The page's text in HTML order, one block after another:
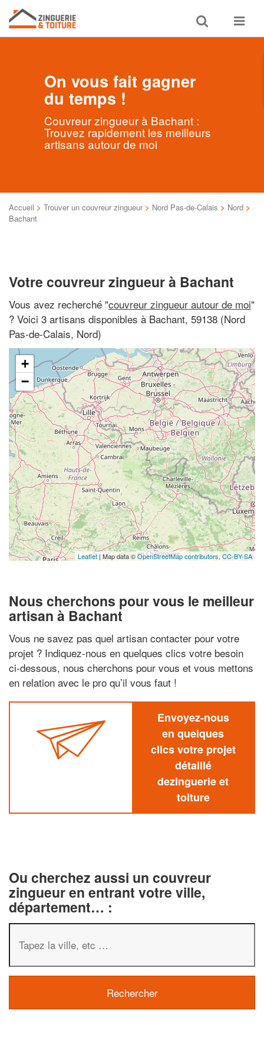
Toggle
search
Toggle
On vous fait gagner
du temps !
Couvreur zingueur à Bachant :
Trouvez rapidement les meilleurs
artisans autour de moi
Accueil > Trouver un couvreur zingueur > Nord Pas-de-Calais > Nord >
Bachant
Votre couvreur zingueur à Bachant
Vous avez recherché "couvreur zingueur autour de moi"
? Voici 3 artisans disponibles à Bachant, 59138 (Nord
Pas-de-Calais, Nord)
+
−
Leaflet | Map data ©OpenStreetMap contributors, CC-BY-SA
Nous cherchons pour vous le meilleur
artisan à Bachant
Vous ne savez pas quel artisan contacter pour votre
projet ? Indiquez-nous en quelques clics votre besoin
ci-dessous, nous cherchons pour vous et vous mettons
en relation avec le pro qu’il vous faut !
Envoyez-nous
en quelques
clics votre projet
détaillé
dezinguerie et
toiture
Ou cherchez aussi un couvreur
zingueur en entrant votre ville,
département… :